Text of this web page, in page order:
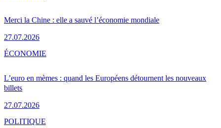
Merci la Chine : elle a sauvé l’économie mondiale
27.07.2026
L’euro en mèmes : quand les Européens détournent les nouveaux
billets
27.07.2026
ÉCONOMIE
POLITIQUE